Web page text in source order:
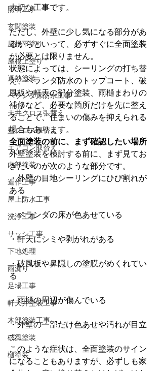
照明工事
玄関塗装
屋根下塗り
屋根上塗り
遮熱塗装
ベランダ床防水工事
天井クロス張替え
壁クロス張替え
エアコン取替え
内部塗装
造作工事
屋上防水工事
洗浄工事
サッシ工事
下地処理
雨漏り
足場工事
軒天井塗装工事
木部塗装工事
破風塗装
樋塗装
大切な工事です。
ただし、外壁に少し気になる部分があ
るからといって、必ずすぐに全面塗装
が必要とは限りません。
状態によっては、シーリングの打ち替
え、ベランダ防水のトップコート、破
風板や軒天の部分塗装、雨樋まわりの
補修など、必要な箇所だけを先に整え
ることで、住まいの傷みを抑えられる
場合もあります。
全面塗装の前に、まず確認したい場所
外壁塗装を検討する前に、まず見てお
きたいのが次のような部分です。
・外壁の目地シーリングにひび割れが
ある
・ベランダの床が色あせている
・軒天にシミや剥がれがある
・破風板や鼻隠しの塗膜がめくれてい
る
・雨樋の周辺が傷んでいる
・外壁の一部だけ色あせや汚れが目立
つ
このような症状は、全面塗装のサイン
になることもありますが、必ずしも家